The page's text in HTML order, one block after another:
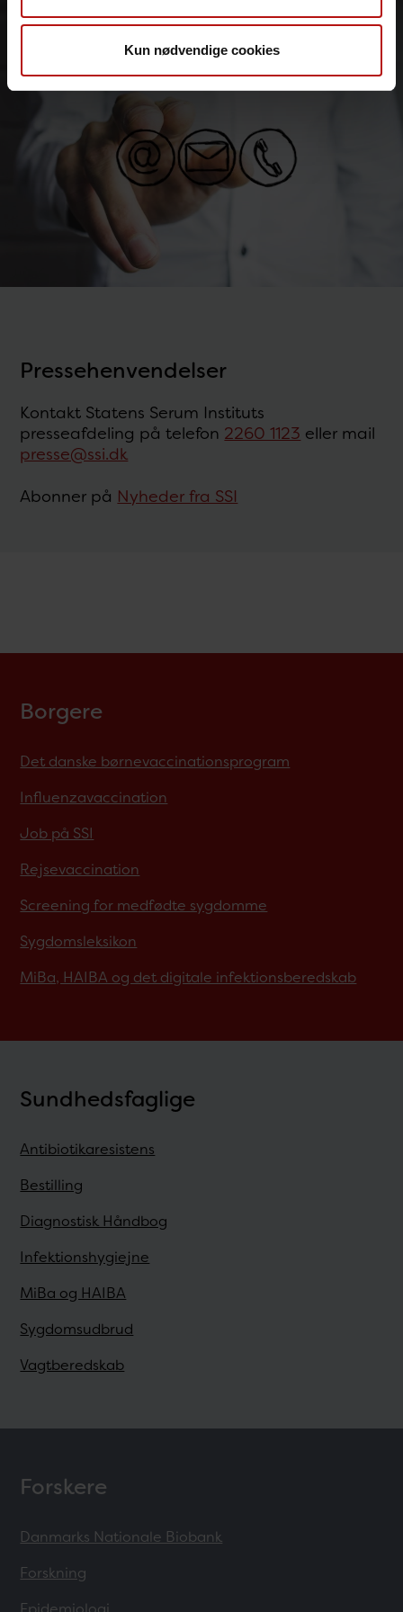
Kun nødvendige cookies
Pressehenvendelser
Kontakt Statens Serum Instituts
presseafdeling på telefon 2260 1123 eller mail
presse@ssi.dk
Abonner på Nyheder fra SSI
Borgere
Det danske børnevaccinationsprogram
Influenzavaccination
Job på SSI
Rejsevaccination
Screening for medfødte sygdomme
Sygdomsleksikon
MiBa, HAIBA og det digitale infektionsberedskab
Sundhedsfaglige
Antibiotikaresistens
Bestilling
Diagnostisk Håndbog
Infektionshygiejne
MiBa og HAIBA
Sygdomsudbrud
Vagtberedskab
Forskere
Danmarks Nationale Biobank
Forskning